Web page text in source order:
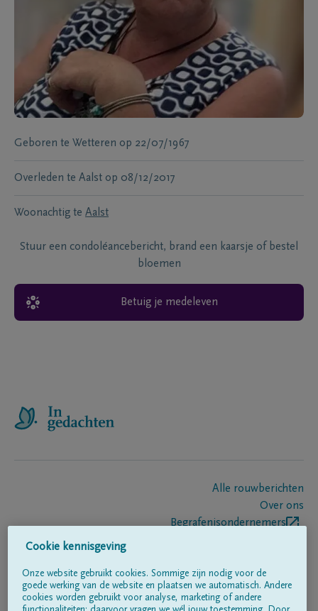
Geboren te Wetteren op 22/07/1967
Overleden te Aalst op 08/12/2017
Woonachtig te Aalst
Stuur een condoléancebericht, brand een kaarsje of bestel
bloemen
Betuig je medeleven
Alle rouwberichten
Over ons
Begrafenisondernemers
Volg ons op
Cookie kennisgeving
Onze website gebruikt cookies. Sommige zijn nodig voor de
goede werking van de website en plaatsen we automatisch. Andere
cookies worden gebruikt voor analyse, marketing of andere